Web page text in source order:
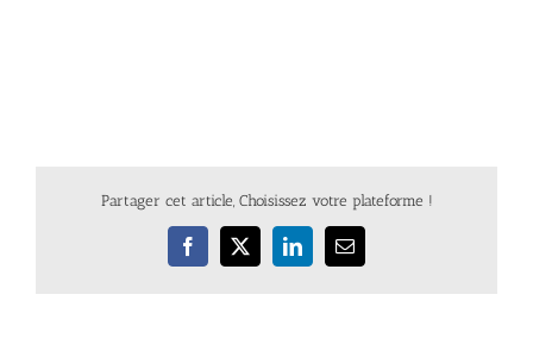
Partager cet article, Choisissez votre plateforme !
Facebook
X LinkedInEmail